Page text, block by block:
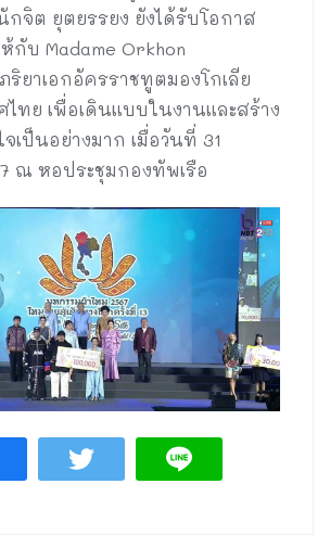
กจิต ยุตยรรยง ยังได้รับโอกาส
กับ Madame Orkhon
ริยาเอกอัครราชทูตมองโกเลีย
ไทย เพื่อเดินแบบในงานและสร้าง
เป็นอย่างมาก เมื่อวันที่ 31
ณ หอประชุมกองทัพเรือ